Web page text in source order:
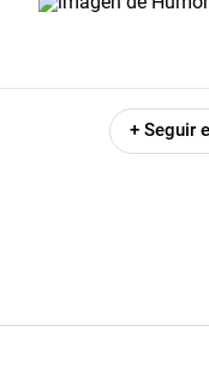
+ Seguir